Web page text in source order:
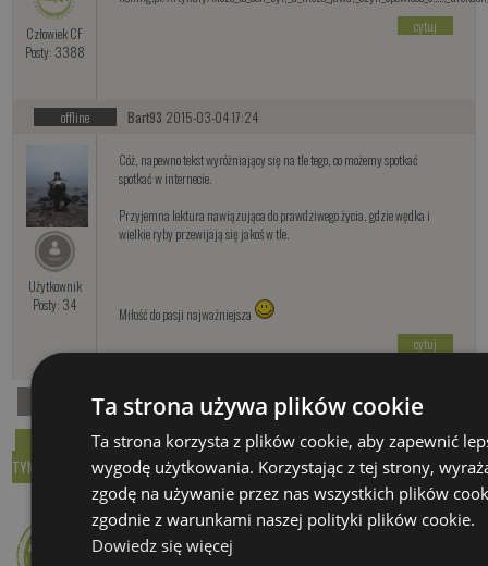
Człowiek CF
Posty: 3388
cytuj
offline Bart93 2015-03-04 17:24
Użytkownik
Posty: 34
Cóż, napewno tekst wyróżniający się na tle tego, co możemy spotkać
spotkać w internecie.
Przyjemna lektura nawiązująca do prawdziwego życia, gdzie wędka i
wielkie ryby przewijają się jakoś w tle.
Miłość do pasji najważniejsza
cytuj
»
ŚLEDZ WĄTEK
OZNACZ FORUM JAKO PRZECZYTANE
ODPOWIEDZ W
TYM WĄTKU
Ta strona używa plików cookie
Ta strona korzysta z plików cookie, aby zapewnić
wygodę użytkowania. Korzystając z tej strony,
zgodę na używanie przez nas wszystkich plików
zgodnie z warunkami naszej polityki plików cookie.
Dowiedz się więcej